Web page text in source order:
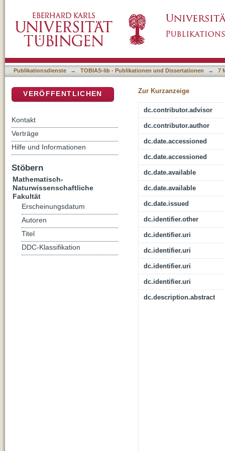
Publikationsdienste → TOBIAS-lib - Publikationen und Dissertationen → 7
Zur Kurzanzeige
dc.contributor.advisor
dc.contributor.author
dc.date.accessioned
dc.date.accessioned
dc.date.available
dc.date.available
dc.date.issued
dc.identifier.other
dc.identifier.uri
dc.identifier.uri
dc.identifier.uri
dc.identifier.uri
dc.description.abstract
VERÖFFENTLICHEN
Kontakt
Verträge
Hilfe und Informationen
Stöbern
Mathematisch-
Naturwissenschaftliche
Fakultät
Erscheinungsdatum
Autoren
Titel
DDC-Klassifikation